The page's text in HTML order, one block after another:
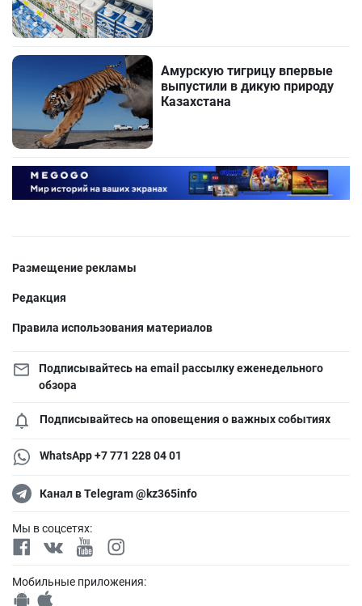
Амурскую тигрицу впервые
выпустили в дикую природу
Казахстана
Размещение рекламы
Редакция
Правила использования материалов
Подписывайтесь на email рассылку еженедельного
обзора
Подписывайтесь на оповещения о важных событиях
WhatsApp +7 771 228 04 01
Канал в Telegram @kz365info
Мы в соцсетях:
Мобильные приложения: